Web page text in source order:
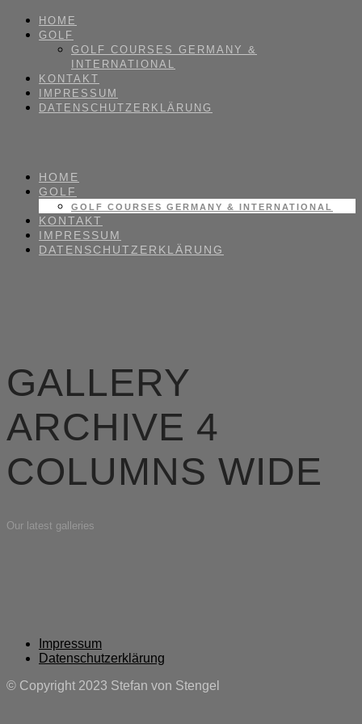
HOME
GOLF
GOLF COURSES GERMANY &
INTERNATIONAL
KONTAKT
IMPRESSUM
DATENSCHUTZERKLÄRUNG
HOME
GOLF
GOLF COURSES GERMANY & INTERNATIONAL
KONTAKT
IMPRESSUM
DATENSCHUTZERKLÄRUNG
GALLERY
ARCHIVE 4
COLUMNS WIDE
Our latest galleries
Impressum
Datenschutzerklärung
© Copyright 2023 Stefan von Stengel